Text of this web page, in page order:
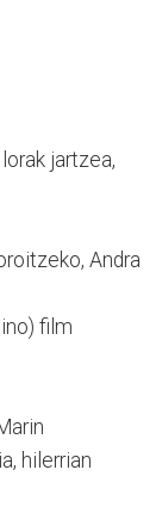
jartzea,
Andra
film
hilerrian